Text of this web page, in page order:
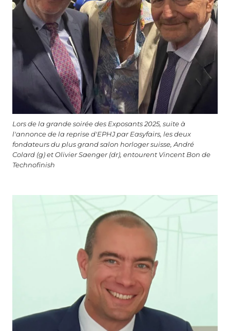
Lors de la grande soirée des Exposants 2025, suite à
l'annonce de la reprise d'EPHJ par Easyfairs, les deux
fondateurs du plus grand salon horloger suisse, André
Colard (g) et Olivier Saenger (dr), entourent Vincent Bon de
Technofinish